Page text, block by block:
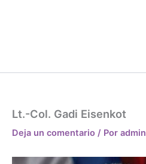
Lt.-Col. Gadi Eisenkot
Deja un comentario / Por admin